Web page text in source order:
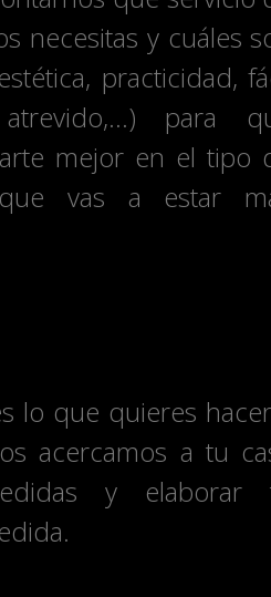
necesitas y cuáles
practicidad,
para
mejor en el tipo
vas a estar
lo que quieres
acercamos a tu
y elaborar